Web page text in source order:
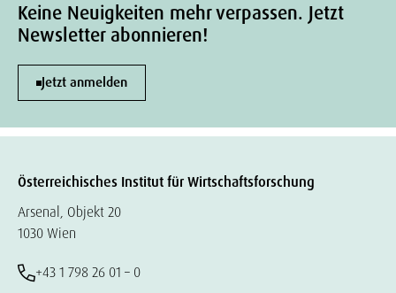
Keine Neuigkeiten mehr verpassen. Jetzt
Newsletter abonnieren!
Jetzt anmelden
Österreichisches Institut für Wirtschaftsforschung
Arsenal, Objekt 20
1030 Wien
+43 1 798 26 01 – 0